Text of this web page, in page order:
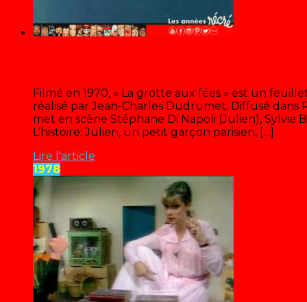
Filmé en 1970, « La grotte aux fées » est un
réalisé par Jean-Charles Dudrumet. Diffusé dans
met en scène Stéphane Di Napoli (Julien), Sylvie
L’histoire: Julien, un petit garçon parisien, […]
Lire l'article
1978